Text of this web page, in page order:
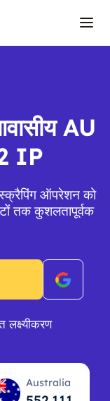
AU
IP
ऑपरेशन को
तक कुशलतापूर्वक
लक्ष्यीकरण
Australia